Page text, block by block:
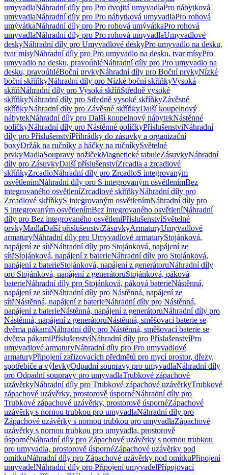
umyvadlaNáhradní díly pro Pro dvojitá umyvadlaPro nábytková
umyvadlaNáhradní díly pro Pro nábytková umyvadlaPro rohová
umývátkaNáhradní díly pro Pro rohová umývátkaPro rohová
umyvadlaNáhradní díly pro Pro rohová umyvadlaUmyvadlové
deskyNáhradní díly pro Umyvadlové deskyPro umyvadlo na desku,
tvar mísyNáhradní díly pro Pro umyvadlo na desku, tvar mísyPro
umyvadlo na desku, pravoúhléNáhradní díly pro Pro umyvadlo na
desku, pravoúhléBoční prvkyNáhradní díly pro Boční prvkyNízké
boční skříňkyNáhradní díly pro Nízké boční skříňkyVysoká
skříňNáhradní díly pro Vysoká skříňStředně vysoké
skříňkyNáhradní díly pro Středně vysoké skříňkyZávěsné
skříňkyNáhradní díly pro Závěsné skříňkyDalší koupelnový
nábytekNáhradní díly pro Další koupelnový nábytekNástěnné
poličkyNáhradní díly pro Nástěnné poličkyPříslušenstvíNáhradní
díly pro PříslušenstvíPřihrádky do zásuvky a organizační
boxyDržák na ručníky a háčky na ručníkySvětelné
prvkyMadlaSoupravy nožičekMagnetické tabuleZásuvkyNáhradní
díly pro ZásuvkyDalší příslušenstvíZrcadla a zrcadlové
skříňkyZrcadloNáhradní díly pro ZrcadloS integrovaným
osvětlenímNáhradní díly pro S integrovaným osvětlenímBez
integrovaného osvětleníZrcadlové skříňkyNáhradní díly pro
Zrcadlové skříňkyS integrovaným osvětlenímNáhradní díly pro
S integrovaným osvětlenímBez integrovaného osvětleníNáhradní
díly pro Bez integrovaného osvětleníPříslušenstvíSvětelné
prvkyMadlaDalší příslušenstvíZásuvkyArmaturyUmyvadlové
armaturyNáhradní díly pro Umyvadlové armaturyStojánková,
napájení ze sítěNáhradní díly pro Stojánková, napájení ze
sítěStojánková, napájení z baterieNáhradní díly pro Stojánková,
napájení z baterieStojánková, napájení z generátoruNáhradní díly
pro Stojánková, napájení z generátoruStojánková, páková
baterieNáhradní díly pro Stojánková, páková baterieNástěnná,
napájení ze sítěNáhradní díly pro Nástěnná, napájení ze
sítěNástěnná, napájení z baterieNáhradní díly pro Nástěnná,
napájení z baterieNástěnná, napájení z generátoruNáhradní díly pro
Nástěnná, napájení z generátoruNástěnná, směšovací baterie se
dvěma pákamiNáhradní díly pro Nástěnná, směšovací baterie se
dvěma pákamiPříslušenstvíNáhradní díly pro PříslušenstvíPro
umyvadlové armaturyNáhradní díly pro Pro umyvadlové
armaturyPřipojení zařizovacích předmětů pro mycí prostor, dřezy,
spotřebiče a výlevkyOdpadní soupravy pro umyvadlaNáhradní díly
pro Odpadní soupravy pro umyvadlaTrubkové zápachové
uzávěrkyNáhradní díly pro Trubkové zápachové uzávěrkyTrubkové
zápachové uzávěrky, prostorově úspornéNáhradní díly pro
Trubkové zápachové uzávěrky, prostorově úspornéZápachové
uzávěrky s nornou trubkou pro umyvadlaNáhradní díly pro
Zápachové uzávěrky s nornou trubkou pro umyvadlaZápachové
uzávěrky s nornou trubkou pro umyvadla, prostorově
úspornéNáhradní díly pro Zápachové uzávěrky s nornou trubkou
pro umyvadla, prostorově úspornéZápachové uzávěrky pod
omítkuNáhradní díly pro Zápachové uzávěrky pod omítkuPřipojení
umyvadelNáhradní díly pro Připojení umyvadelPřipojovací